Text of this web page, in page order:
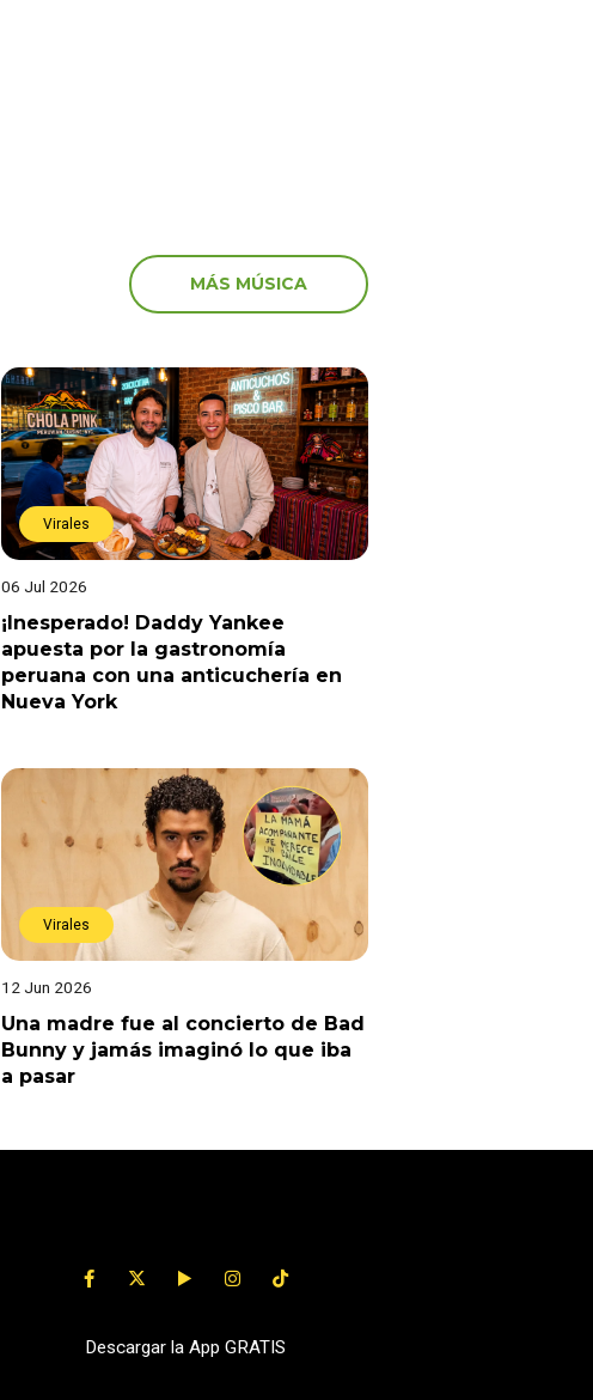
MÁS MÚSICA
Virales
06 Jul 2026
¡Inesperado! Daddy Yankee
apuesta por la gastronomía
peruana con una anticuchería en
Nueva York
Virales
12 Jun 2026
Una madre fue al concierto de Bad
Bunny y jamás imaginó lo que iba
a pasar
Descargar la App GRATIS